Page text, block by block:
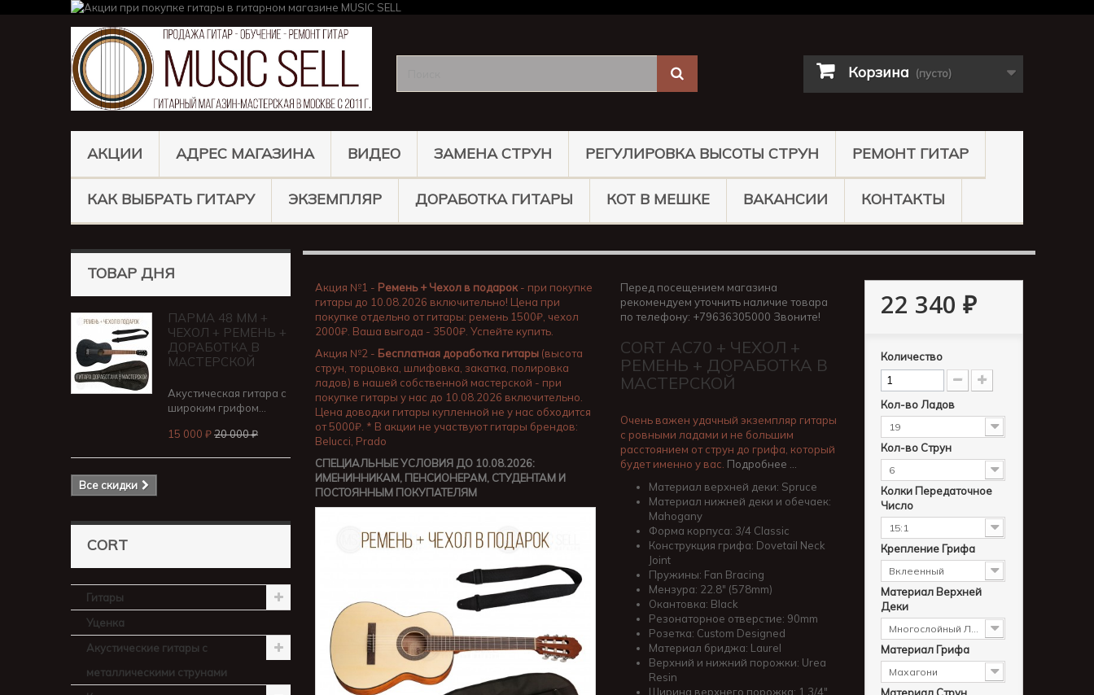
Корзина (пусто)
АКЦИИ АДРЕС МАГАЗИНА ВИДЕО ЗАМЕНА СТРУН РЕГУЛИРОВКА ВЫСОТЫ СТРУН РЕМОНТ ГИТАР
КАК ВЫБРАТЬ ГИТАРУ ЭКЗЕМПЛЯР ДОРАБОТКА ГИТАРЫ КОТ В МЕШКЕ ВАКАНСИИ КОНТАКТЫ
ТОВАР ДНЯ
ПАРМА 48 ММ +
ЧЕХОЛ + РЕМЕНЬ +
ДОРАБОТКА В
МАСТЕРСКОЙ
Акустическая гитара с
широким грифом...
15 000 ₽20 000 ₽
Все скидки
CORT
Гитары
Уценка
Акустические гитары с
металлическими струнами
Акция №1 - Ремень + Чехол в подарок - при покупке
гитары до 10.08.2026 включительно! Цена при
покупке отдельно от гитары: ремень 1500₽, чехол
2000₽. Ваша выгода - 3500₽. Успейте купить.
Акция №2 - Бесплатная доработка гитары (высота
струн, торцовка, шлифовка, закатка, полировка
ладов) в нашей собственной мастерской - при
покупке гитары у нас до 10.08.2026 включительно.
Цена доводки гитары купленной не у нас обходится
от 5000₽. * В акции не участвуют гитары брендов:
Belucci, Prado
СПЕЦИАЛЬНЫЕ УСЛОВИЯ ДО 10.08.2026:
ИМЕНИННИКАМ, ПЕНСИОНЕРАМ, СТУДЕНТАМ И
ПОСТОЯННЫМ ПОКУПАТЕЛЯМ
Перед посещением магазина
рекомендуем уточнить наличие товара
по телефону: +79636305000 Звоните!
CORT AC70 + ЧЕХОЛ +
РЕМЕНЬ + ДОРАБОТКА В
МАСТЕРСКОЙ
Очень важен удачный экземпляр гитары
с ровными ладами и не большим
расстоянием от струн до грифа, который
будет именно у вас. Подробнее …
Материал верхней деки: Spruce
Материал нижней деки и обечаек:
Mahogany
Форма корпуса: 3/4 Classic
Конструкция грифа: Dovetail Neck
Joint
Пружины: Fan Bracing
Мензура: 22.8″ (578mm)
Окантовка: Black
Резонаторное отверстие: 90mm
Розетка: Custom Designed
Материал бриджа: Laurel
Верхний и нижний порожки: Urea
Resin
Ширина верхнего порожка: 1 3/4"
22 340 ₽
Количество
Кол-во Ладов
19
Кол-во Струн
6
Колки Передаточное
Число
15:1
Крепление Грифа
Вклеенный
Материал Верхней
Деки
Многослойный Ламинат Ели
Материал Грифа
Махагони
Материал Струн